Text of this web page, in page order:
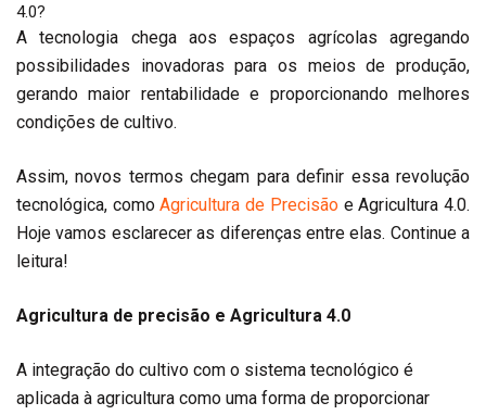
4.0?
A tecnologia chega aos espaços agrícolas agregando
possibilidades inovadoras para os meios de produção,
gerando maior rentabilidade e proporcionando melhores
condições de cultivo.
Assim, novos termos chegam para definir essa revolução
tecnológica, comoAgricultura de Precisãoe Agricultura 4.0.
Hoje vamos esclarecer as diferenças entre elas. Continue a
leitura!
Agricultura de precisão e Agricultura 4.0
A integração do cultivo com o sistema tecnológico é
aplicada à agricultura como uma forma de proporcionar